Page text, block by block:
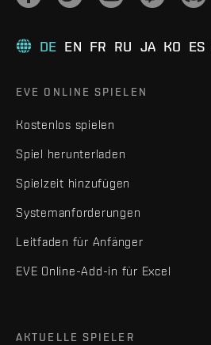
DE EN FR RU JA KO ES
EVE ONLINE SPIELEN
Kostenlos spielen
Spiel herunterladen
Spielzeit hinzufügen
Systemanforderungen
Leitfaden für Anfänger
EVE Online-Add-in für Excel
AKTUELLE SPIELER